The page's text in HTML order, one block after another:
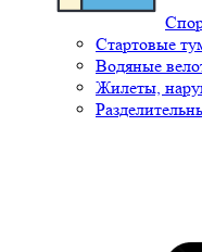
Стартовые
Водяные
Жилеты,